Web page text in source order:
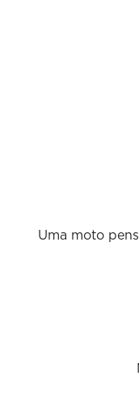
Uma moto